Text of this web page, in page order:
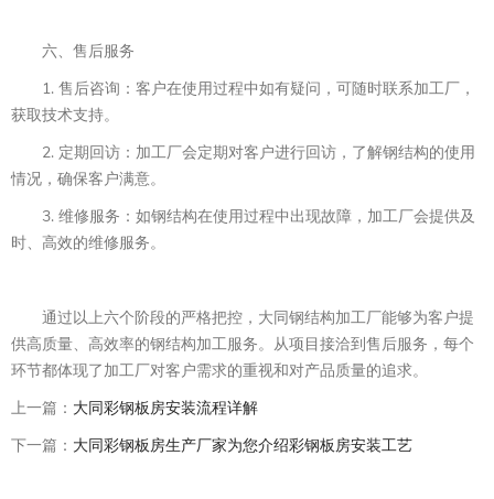
六、售后服务
1. 售后咨询：客户在使用过程中如有疑问，可随时联系加工厂，
获取技术支持。
2. 定期回访：加工厂会定期对客户进行回访，了解钢结构的使用
情况，确保客户满意。
3. 维修服务：如钢结构在使用过程中出现故障，加工厂会提供及
时、高效的维修服务。
通过以上六个阶段的严格把控，大同钢结构加工厂能够为客户提
供高质量、高效率的钢结构加工服务。从项目接洽到售后服务，每个
环节都体现了加工厂对客户需求的重视和对产品质量的追求。
上一篇： 大同彩钢板房安装流程详解
下一篇： 大同彩钢板房生产厂家为您介绍彩钢板房安装工艺